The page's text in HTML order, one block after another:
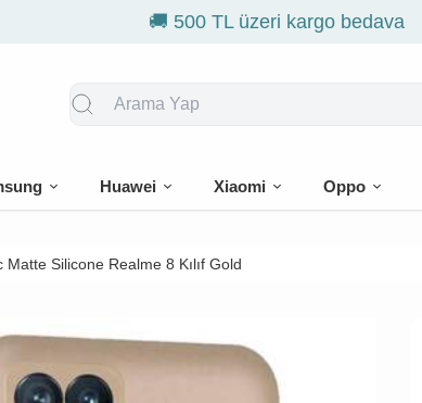
Huawei Xiaomi Oppo
Matte Silicone Realme 8 Kılıf Gold